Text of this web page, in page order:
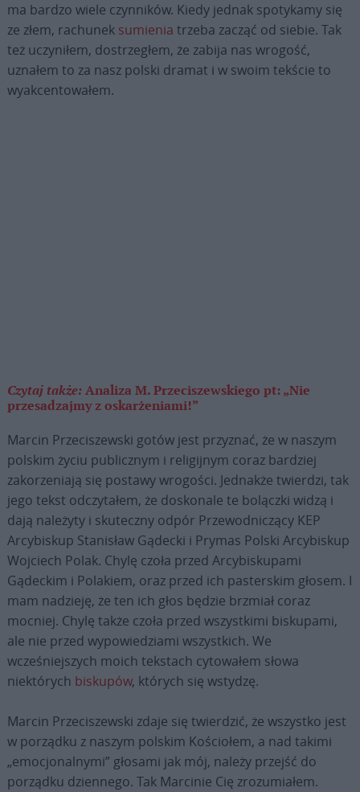
ma bardzo wiele czynników. Kiedy jednak spotykamy się
ze złem, rachunek sumienia trzeba zacząć od siebie. Tak
też uczyniłem, dostrzegłem, że zabija nas wrogość,
uznałem to za nasz polski dramat i w swoim tekście to
wyakcentowałem.
Czytaj także: Analiza M. Przeciszewskiego pt: „Nie
przesadzajmy z oskarżeniami!”
Marcin Przeciszewski gotów jest przyznać, że w naszym
polskim życiu publicznym i religijnym coraz bardziej
zakorzeniają się postawy wrogości. Jednakże twierdzi, tak
jego tekst odczytałem, że doskonale te bolączki widzą i
dają należyty i skuteczny odpór Przewodniczący KEP
Arcybiskup Stanisław Gądecki i Prymas Polski Arcybiskup
Wojciech Polak. Chylę czoła przed Arcybiskupami
Gądeckim i Polakiem, oraz przed ich pasterskim głosem. I
mam nadzieję, że ten ich głos będzie brzmiał coraz
mocniej. Chylę także czoła przed wszystkimi biskupami,
ale nie przed wypowiedziami wszystkich. We
wcześniejszych moich tekstach cytowałem słowa
niektórych biskupów, których się wstydzę.
Marcin Przeciszewski zdaje się twierdzić, że wszystko jest
w porządku z naszym polskim Kościołem, a nad takimi
„emocjonalnymi” głosami jak mój, należy przejść do
porządku dziennego. Tak Marcinie Cię zrozumiałem.